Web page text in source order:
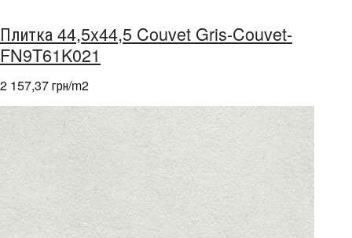
Плитка 44,5x44,5 Couvet Gris-Couvet-
FN9T61K021
2 157,37 грн/m2